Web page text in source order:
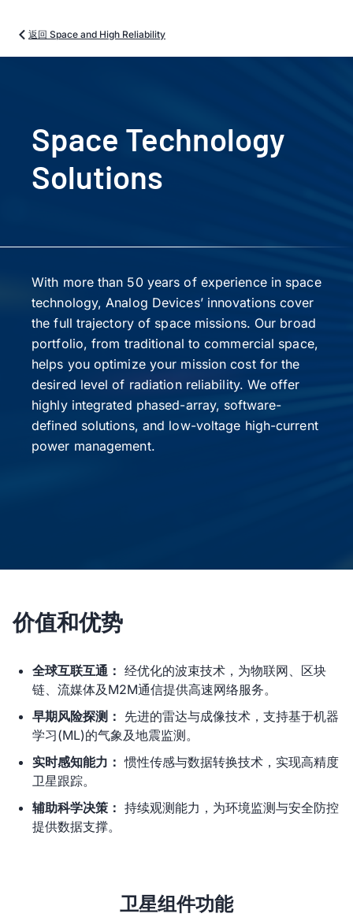
返回 Space and High Reliability
Space Technology
Solutions
With more than 50 years of experience in space
technology, Analog Devices’ innovations cover
the full trajectory of space missions. Our broad
portfolio, from traditional to commercial space,
helps you optimize your mission cost for the
desired level of radiation reliability. We offer
highly integrated phased-array, software-
defined solutions, and low-voltage high-current
power management.
价值和优势
全球互联互通： 经优化的波束技术，为物联网、区块
链、流媒体及M2M通信提供高速网络服务。
早期风险探测： 先进的雷达与成像技术，支持基于机器
学习(ML)的气象及地震监测。
实时感知能力： 惯性传感与数据转换技术，实现高精度
卫星跟踪。
辅助科学决策： 持续观测能力，为环境监测与安全防控
提供数据支撑。
卫星组件功能